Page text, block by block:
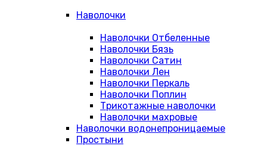
Наволочки
Наволочки Отбеленные
Наволочки Бязь
Наволочки Сатин
Наволочки Лен
Наволочки Перкаль
Наволочки Поплин
Трикотажные наволочки
Наволочки махровые
Наволочки водонепроницаемые
Простыни